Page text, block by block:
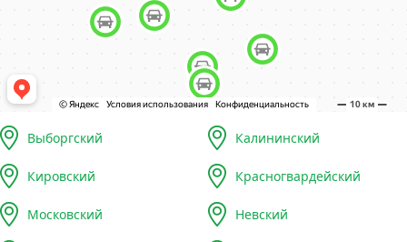
Выборгский Калининский
Кировский Красногвардейский
Московский Невский